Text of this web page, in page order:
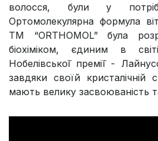
волосся, були у
Ортомолекулярна формула
ТМ “ORTHOMOL” була
біохіміком, єдиним в
Нобелівської̈ премії̈ -
завдяки своїй кристалічній
мають велику засвоюваність